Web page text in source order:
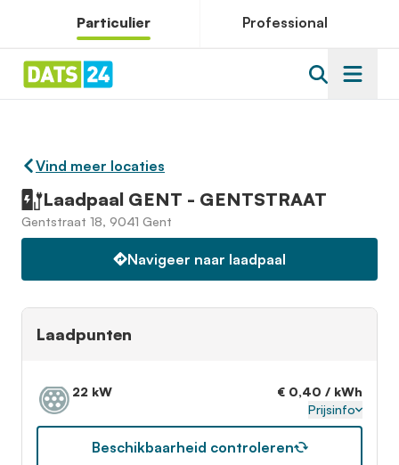
Particulier Professional
Vind meer locaties
Laadpaal GENT - GENTSTRAAT
Gentstraat 18, 9041 Gent
Navigeer naar laadpaal
Laadpunten
22 kW
€ 0,40 / kWh
Prijsinfo
Beschikbaarheid controleren